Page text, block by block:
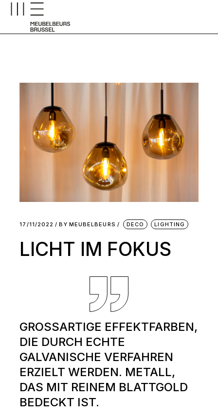
17/11/2022 BY MEUBELBEURS DECO LIGHTING
LICHT IM FOKUS
GROSSARTIGE EFFEKTFARBEN, D
IE DURCH ECHTE G
ALVANISCHE VERFAHREN E
RZIELT WERDEN. METALL, D
AS MIT REINEM BLATTGOLD B
EDECKT IST.